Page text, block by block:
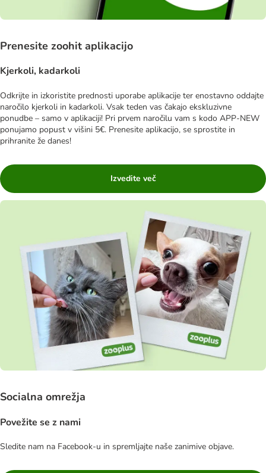
Prenesite zoohit aplikacijo
Kjerkoli, kadarkoli
Odkrijte in izkoristite prednosti uporabe aplikacije ter enostavno oddajte
naročilo kjerkoli in kadarkoli. Vsak teden vas čakajo ekskluzivne
ponudbe – samo v aplikaciji! Pri prvem naročilu vam s kodo APP-NEW
ponujamo popust v višini 5€. Prenesite aplikacijo, se sprostite in
prihranite že danes!
Izvedite več
Socialna omrežja
Povežite se z nami
Sledite nam na Facebook-u in spremljajte naše zanimive objave.